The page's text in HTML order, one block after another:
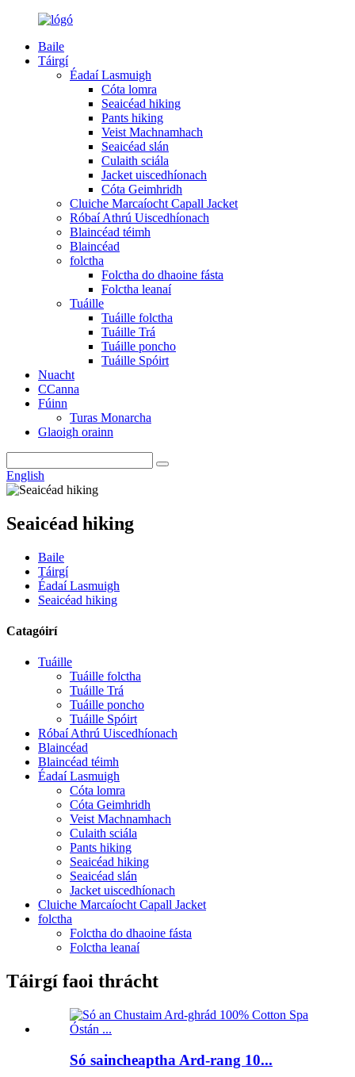
Baile
Táirgí
Éadaí Lasmuigh
Cóta lomra
Seaicéad hiking
Pants hiking
Veist Machnamhach
Seaicéad slán
Culaith sciála
Jacket uiscedhíonach
Cóta Geimhridh
Cluiche Marcaíocht Capall Jacket
Róbaí Athrú Uiscedhíonach
Blaincéad téimh
Blaincéad
folctha
Folctha do dhaoine fásta
Folctha leanaí
Tuáille
Tuáille folctha
Tuáille Trá
Tuáille poncho
Tuáille Spóirt
Nuacht
CCanna
Fúinn
Turas Monarcha
Glaoigh orainn
English
Seaicéad hiking
Baile
Táirgí
Éadaí Lasmuigh
Seaicéad hiking
Catagóirí
Tuáille
Tuáille folctha
Tuáille Trá
Tuáille poncho
Tuáille Spóirt
Róbaí Athrú Uiscedhíonach
Blaincéad
Blaincéad téimh
Éadaí Lasmuigh
Cóta lomra
Cóta Geimhridh
Veist Machnamhach
Culaith sciála
Pants hiking
Seaicéad hiking
Seaicéad slán
Jacket uiscedhíonach
Cluiche Marcaíocht Capall Jacket
folctha
Folctha do dhaoine fásta
Folctha leanaí
Táirgí faoi thrácht
Só saincheaptha Ard-rang 10...